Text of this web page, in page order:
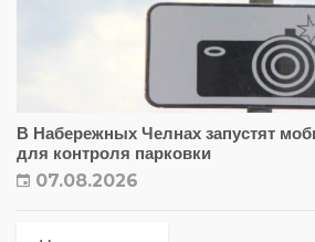
В Набережных Челнах запустят
для контроля парковки
07.08.2026